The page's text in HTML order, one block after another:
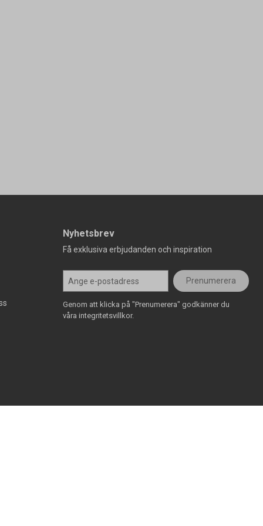
Nyhetsbrev
Få exklusiva erbjudanden och inspiration
Prenumerera
Genom att klicka på "Prenumerera" godkänner du
våra integritetsvillkor.